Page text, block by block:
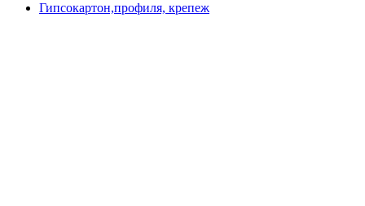
Гипсокартон,профиля, крепеж